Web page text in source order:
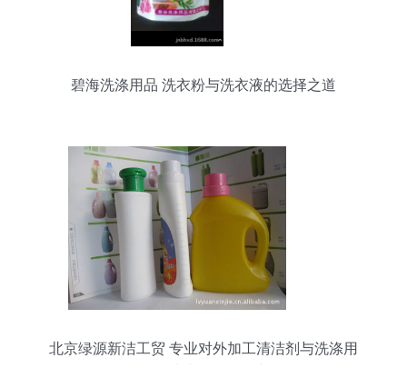
碧海洗涤用品 洗衣粉与洗衣液的选择之道
北京绿源新洁工贸 专业对外加工清洁剂与洗涤用